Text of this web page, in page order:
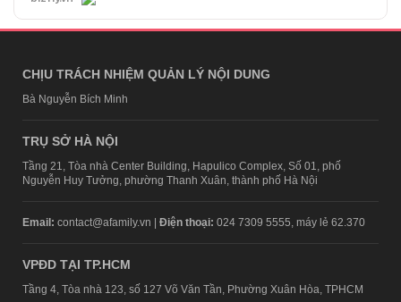
CHỊU TRÁCH NHIỆM QUẢN LÝ NỘI DUNG
Bà Nguyễn Bích Minh
TRỤ SỞ HÀ NỘI
Tầng 21, Tòa nhà Center Building, Hapulico Complex, Số 01, phố
Nguyễn Huy Tưởng, phường Thanh Xuân, thành phố Hà Nội
Email: contact@afamily.vn | Điện thoại: 024 7309 5555, máy lẻ 62.370
VPĐD TẠI TP.HCM
Tầng 4, Tòa nhà 123, số 127 Võ Văn Tần, Phường Xuân Hòa, TPHCM